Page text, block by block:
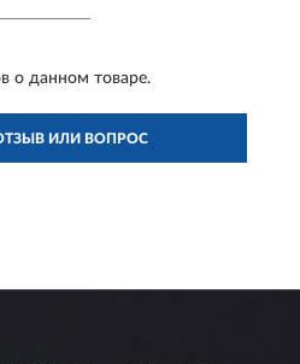
о данном товаре.
ИЛИ ВОПРОС